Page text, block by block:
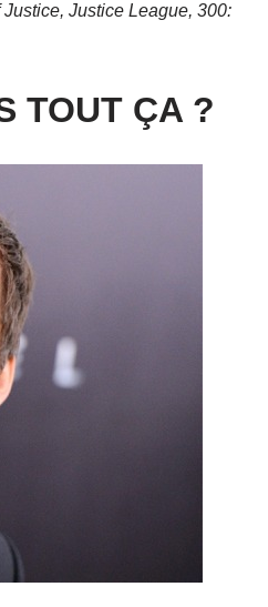
Justice League, 300:
TOUT ÇA ?